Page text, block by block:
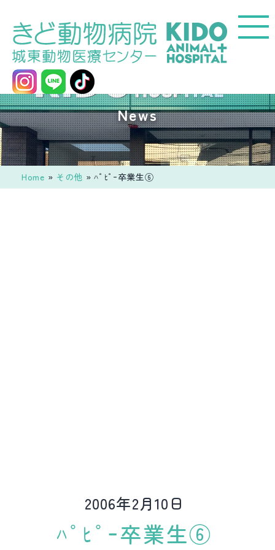
へ
ス
キ
ッ
プ
城
東
動
物
医
療
News
Home » その他 » ﾊﾟﾋﾟｰ卒業生⑥
2006年2月10日
ﾊﾟﾋﾟｰ卒業生⑥